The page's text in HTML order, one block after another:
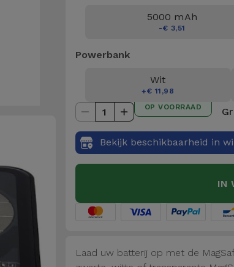
5000 mAh
-€ 3,51
Powerbank
Wit
+€ 11,98
1 OP VOORRAAD
Bekijk beschikbaarheid in
IN
Laad uw batterij op met de